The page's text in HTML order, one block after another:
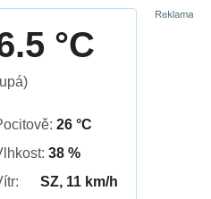
°C
26 °C
38 %
SZ, 11 km/h